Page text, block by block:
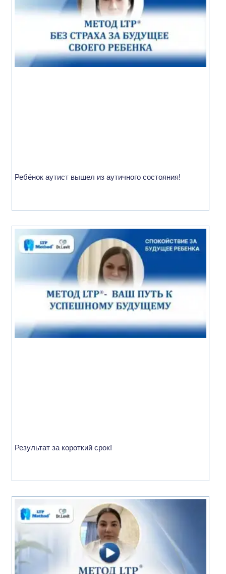
Ребёнок аутист вышел из аутичного состояния!
Результат за короткий срок!